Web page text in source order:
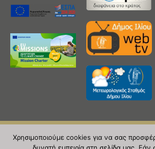
Copyright 2020 © Δήμος Ιλίου
Χρησιμοποιούμε cookies για να σας